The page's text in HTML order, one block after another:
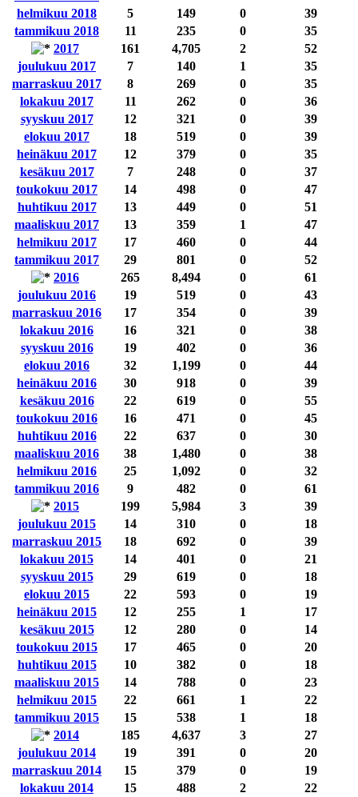
helmikuu 2018
5 149 0
39
tammikuu 2018
11 235 0
35
2017
161 4,705 2
52
joulukuu 2017
7 140 1
35
marraskuu 2017
8 269 0
35
lokakuu 2017
11 262 0
36
syyskuu 2017
12 321 0
39
elokuu 2017
18 519 0
39
heinäkuu 2017
12 379 0
35
kesäkuu 2017
7 248 0
37
toukokuu 2017
14 498 0
47
huhtikuu 2017
13 449 0
51
maaliskuu 2017
13 359 1
47
helmikuu 2017
17 460 0
44
tammikuu 2017
29 801 0
52
2016
265 8,494 0
61
joulukuu 2016
19 519 0
43
marraskuu 2016
17 354 0
39
lokakuu 2016
16 321 0
38
syyskuu 2016
19 402 0
36
elokuu 2016
32 1,199 0
44
heinäkuu 2016
30 918 0
39
kesäkuu 2016
22 619 0
55
toukokuu 2016
16 471 0
45
huhtikuu 2016
22 637 0
30
maaliskuu 2016
38 1,480 0
38
helmikuu 2016
25 1,092 0
32
tammikuu 2016
9 482 0
61
2015
199 5,984 3
39
joulukuu 2015
14 310 0
18
marraskuu 2015
18 692 0
39
lokakuu 2015
14 401 0
21
syyskuu 2015
29 619 0
18
elokuu 2015
22 593 0
19
heinäkuu 2015
12 255 1
17
kesäkuu 2015
12 280 0
14
toukokuu 2015
17 465 0
20
huhtikuu 2015
10 382 0
18
maaliskuu 2015
14 788 0
23
helmikuu 2015
22 661 1
22
tammikuu 2015
15 538 1
18
2014
185 4,637 3
27
joulukuu 2014
19 391 0
20
marraskuu 2014
15 379 0
19
lokakuu 2014
15 488 2
22